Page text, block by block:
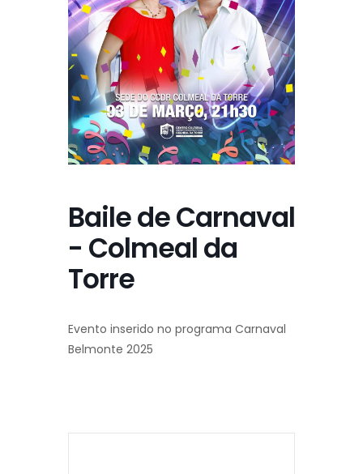
Baile de Carnaval
- Colmeal da
Torre
Evento inserido no programa Carnaval
Belmonte 2025